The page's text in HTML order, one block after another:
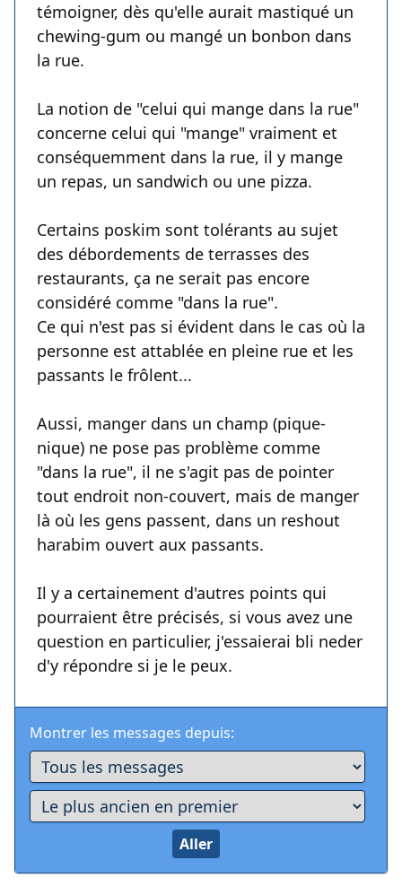
témoigner, dès qu'elle aurait mastiqué un
chewing-gum ou mangé un bonbon dans
la rue.
La notion de "celui qui mange dans la rue"
concerne celui qui "mange" vraiment et
conséquemment dans la rue, il y mange
un repas, un sandwich ou une pizza.
Certains poskim sont tolérants au sujet
des débordements de terrasses des
restaurants, ça ne serait pas encore
considéré comme "dans la rue".
Ce qui n'est pas si évident dans le cas où la
personne est attablée en pleine rue et les
passants le frôlent...
Aussi, manger dans un champ (pique-
nique) ne pose pas problème comme
"dans la rue", il ne s'agit pas de pointer
tout endroit non-couvert, mais de manger
là où les gens passent, dans un reshout
harabim ouvert aux passants.
Il y a certainement d'autres points qui
pourraient être précisés, si vous avez une
question en particulier, j'essaierai bli neder
d'y répondre si je le peux.
Montrer les messages depuis: